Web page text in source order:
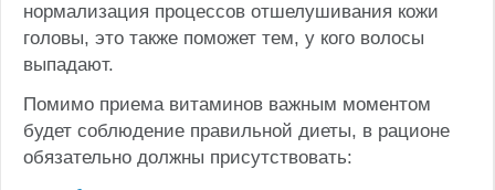
нормализация процессов отшелушивания кожи
головы, это также поможет тем, у кого волосы
выпадают.
Помимо приема витаминов важным моментом
будет соблюдение правильной диеты, в рационе
обязательно должны присутствовать: